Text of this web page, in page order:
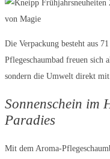
Die Verpackung besteht aus
Pflegeschaumbad freuen sich
sondern die Umwelt direkt
Sonnenschein im
Paradies
Mit dem Aroma-